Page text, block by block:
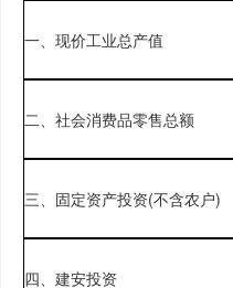
一、现价工业总产值
二、社会消费品零售总额
三、固定资产投资(不含农户)
四、建安投资